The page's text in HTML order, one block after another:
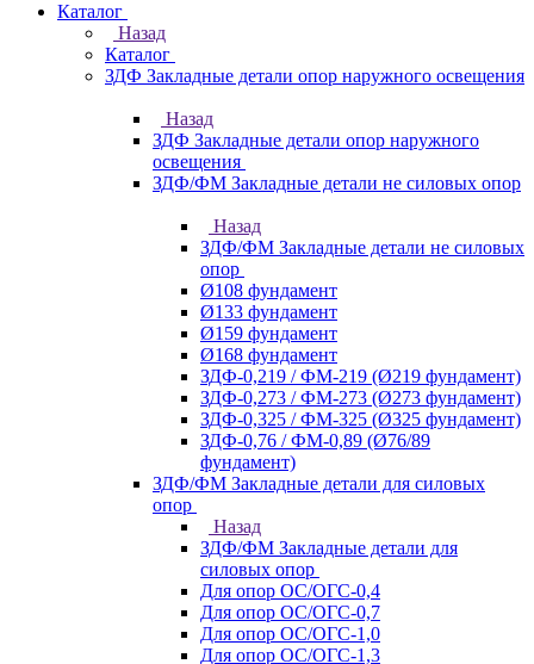
Каталог
Назад
Каталог
ЗДФ Закладные детали опор наружного освещения
Назад
ЗДФ Закладные детали опор наружного
освещения
ЗДФ/ФМ Закладные детали не силовых опор
Назад
ЗДФ/ФМ Закладные детали не силовых
опор
Ø108 фундамент
Ø133 фундамент
Ø159 фундамент
Ø168 фундамент
ЗДФ-0,219 / ФМ-219 (Ø219 фундамент)
ЗДФ-0,273 / ФМ-273 (Ø273 фундамент)
ЗДФ-0,325 / ФМ-325 (Ø325 фундамент)
ЗДФ-0,76 / ФМ-0,89 (Ø76/89
фундамент)
ЗДФ/ФМ Закладные детали для силовых
опор
Назад
ЗДФ/ФМ Закладные детали для
силовых опор
Для опор ОС/ОГС-0,4
Для опор ОС/ОГС-0,7
Для опор ОС/ОГС-1,0
Для опор ОС/ОГС-1,3